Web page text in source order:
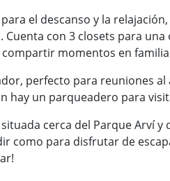
el descanso y la
con 3 closets para
momentos en
perfecto para reuniones
hay un parqueadero para
cerca del Parque Arví
como para disfrutar de